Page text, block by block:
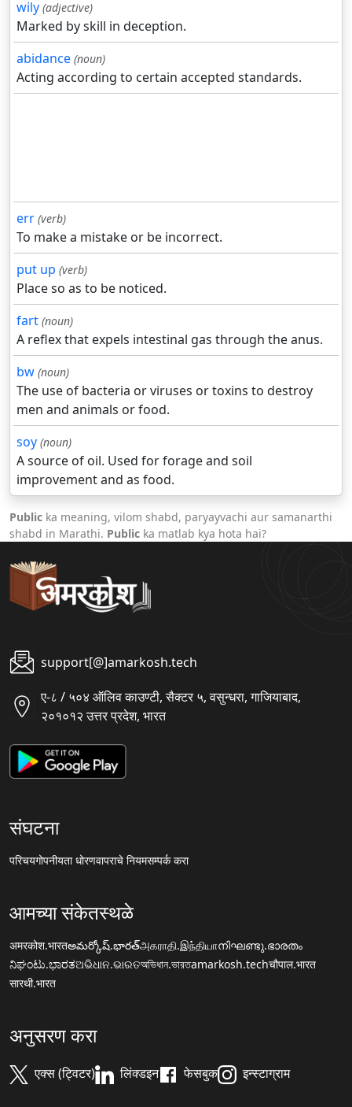
wily (adjective)
Marked by skill in deception.
abidance (noun)
Acting according to certain accepted standards.
err (verb)
To make a mistake or be incorrect.
put up (verb)
Place so as to be noticed.
fart (noun)
A reflex that expels intestinal gas through the anus.
bw (noun)
The use of bacteria or viruses or toxins to destroy
men and animals or food.
soy (noun)
A source of oil. Used for forage and soil
improvement and as food.
Public ka meaning, vilom shabd, paryayvachi aur samanarthi
shabd in Marathi. Public ka matlab kya hota hai?
support[@]amarkosh.tech
ए-८ / ५०४ ऑलिव काउण्टी, सैक्टर ५, वसुन्धरा, गाजियाबाद,
२०१०१२ उत्तर प्रदेश, भारत
संघटना
परिचयगोपनीयता धोरणवापराचे नियमसम्पर्क करा
आमच्या संकेतस्थळे
अमरकोश.भारतఅమర్కోష్.భారత్அகராதி.இந்தியாനിഘണ്ടു.ഭാരതം
ನಿಘಂಟು.ಭಾರತଅଭିଧାନ.ଭାରତঅভিধান.ভারতamarkosh.techचौपाल.भारत
सारथी.भारत
अनुसरण करा
एक्स (ट्विटर) लिंक्डइन फेसबुक इन्स्टाग्राम